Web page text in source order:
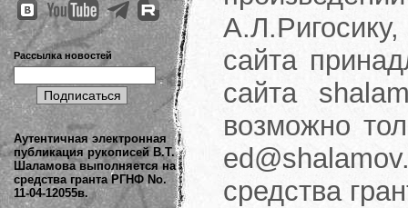
Рассылка новостей
Аутентичная электронная
публикация рукописей В.Т.
Шаламова выполняется на
средства гранта РГНФ No.
11-04-12055в.
сайта
сайта
возможно
средства